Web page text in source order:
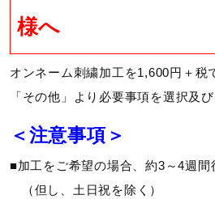
グリップ時に生
対称に設計。さ
様へ
オンネーム刺繍加工を1,600円＋税
「その他」より必要事項を選択及
＜注意事項＞
■加工をご希望の場合、約3～4週間
（但し、土日祝を除く）